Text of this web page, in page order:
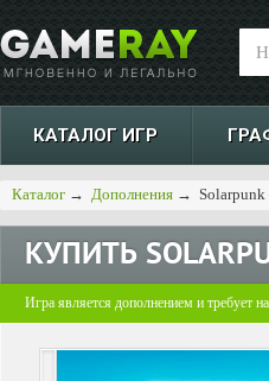
КАТАЛОГ ИГР
Каталог → Дополнения →
КУПИТЬ
Игра является дополнением и требует